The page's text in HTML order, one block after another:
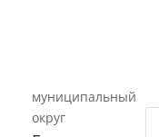
муниципальный
округ